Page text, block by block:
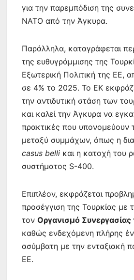
για την παρεμπόδιση της
ΝΑΤΟ από την Άγκυρα.
Παράλληλα, καταγράφεται
της ευθυγράμμισης της
Εξωτερική Πολιτική της ΕΕ,
σε 4% το 2025. Το ΕΚ
την αντιδυτική στάση των
και καλεί την Άγκυρα να
πρακτικές που υπονομεύουν
μεταξύ συμμάχων, όπως η
casus belli και η κατοχή του
συστήματος S-400.
Επιπλέον, εκφράζεται
προσέγγιση της Τουρκίας με
τον Οργανισμό
καθώς ενδεχόμενη πλήρης
ασύμβατη με την ενταξιακή
ΕΕ.